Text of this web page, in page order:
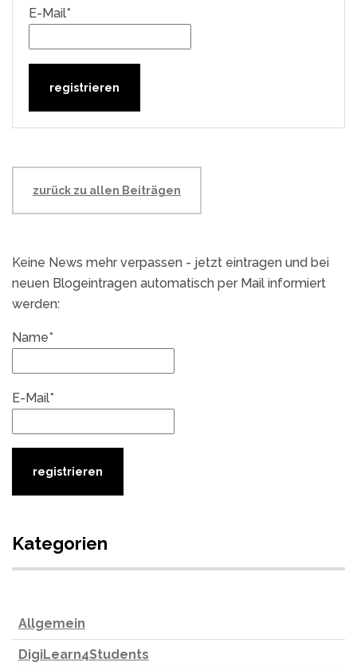
E-Mail*
zurück zu allen Beiträgen
Keine News mehr verpassen - jetzt eintragen und bei
neuen Blogeintragen automatisch per Mail informiert
werden:
Name*
E-Mail*
Kategorien
Allgemein
DigiLearn4Students